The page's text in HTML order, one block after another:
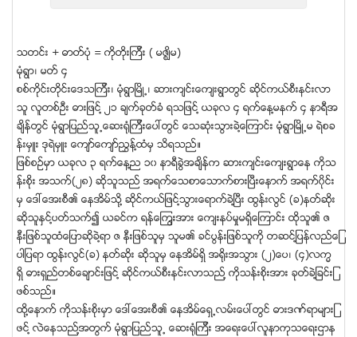
သတင္း + ဓာတ္ပံု = ကိုတိုးၾကီး ( မဇၥ်ိမ)
မံုရြာ၊ မတ္ ၄
စစ္ကိုင္းတိုင္းေဒသၾကီး၊ မံုရြာျမိဳ႕၊ ဆားက်င္းေက်းရြာတြင္ ဆိုင္ကယ္စီးနင္းလာ
သူ လူတစ္ဦး ဓားျဖင္႔ ၂၁ ခ်က္ခုတ္ခံ ရသျဖင္႔ ယခုလ ၄ ရက္ေန႔မနက္ ၄ နာရီအ
ခ်ိန္တြင္ မံုရြာျပည္သူ႕ေဆးရံုၾကီးေပၚတြင္ ေသဆံုးသြားခဲ႔ေၾကာင္း မံုရြာျမိဳ႕မ ရဲစခ
န္းမွဴး ဒုရဲမွဴး ေက်ာ္ေက်ာ္ညႊန္႔ထံမွ သိရသည္။
ျဖစ္စဥ္မွာ ယခုလ ၃ ရက္ေန႔ည ၁၀ နာရီခြဲအခ်ိန္က ဆားက်င္းေက်းရြာေန ကိုသ
န္းစိုး အသက္(၂၈) ဆိုသူသည္ အရက္ေသစာေသာက္စားျပီးေနာက္ အရက္၀ိုင္း
မွ ေဒၚေအးစီ၏ ေနအိမ္သို႔ ဆိုင္ကယ္ျဖင္႔သြားေရာက္ခဲ႔ျပီး ထြန္းလြင္ (ခ)နတ္ဆိုး
ဆိုသူႏွင္႔ပတ္သက္၍ ယခင္က ရန္ေၾကြးအား ေက်းနပ္မႈမရွိေၾကာင္း ထိုသူ၏ ဇ
နီးျဖစ္သူထံေျပာဆိုခဲ႔ရာ ဇ နီးျဖစ္သူမွ သူမ၏ ခင္ပြန္းျဖစ္သူကို တဆင္႔ျပန္လည္ေျ
ပာျပရာ ထြန္းလြင္(ခ) နတ္ဆိုး ဆိုသူမွ ေနအိမ္ရွိ အရိုးအသြား (၂)ေပ၊ (၄)လကၼ
ရွိ ဓားရွည္တစ္ေခ်ာင္းျဖင္႔ ဆိုင္ကယ္စီးနင္းလာသည္႔ ကိုသန္းစိုးအား ခုတ္ခဲ႔ျခင္းျ
ဖစ္သည္။
ထို႔ေနာက္ ကိုသန္းစိုးမွာ ေဒၚေအးစီ၏ ေနအိမ္ေရွ႕လမ္းေပၚတြင္ ဓားဒဏ္ရာမ်ားျ
ဖင္႔ လဲေနသည္႔အတြက္ မံုရြာျပည္သူ႕ ေဆးရံုၾကီး အေရးေပၚလူနာကုသေရးဌာန